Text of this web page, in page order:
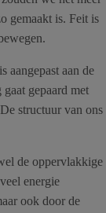
gemaakt is. Feit is
aangepast aan de
gepaard met
structuur van ons
de oppervlakkige
energie
ook door de